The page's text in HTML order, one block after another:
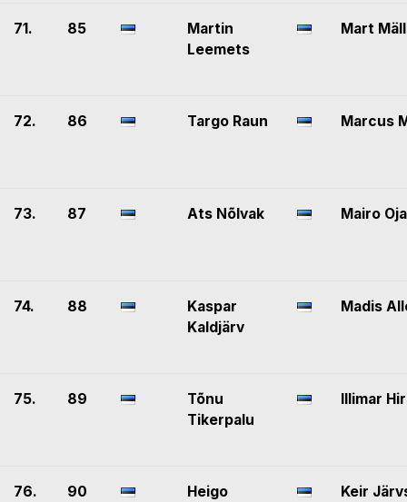
71. 85
Martin
Leemets
Mart Mäll
72. 86 Targo Raun Marcus
73. 87 Ats Nõlvak Mairo
74. 88
Kaspar
Kaldjärv
Madis
75. 89
Tõnu
Tikerpalu
Illimar
76. 90
Heigo
Keir